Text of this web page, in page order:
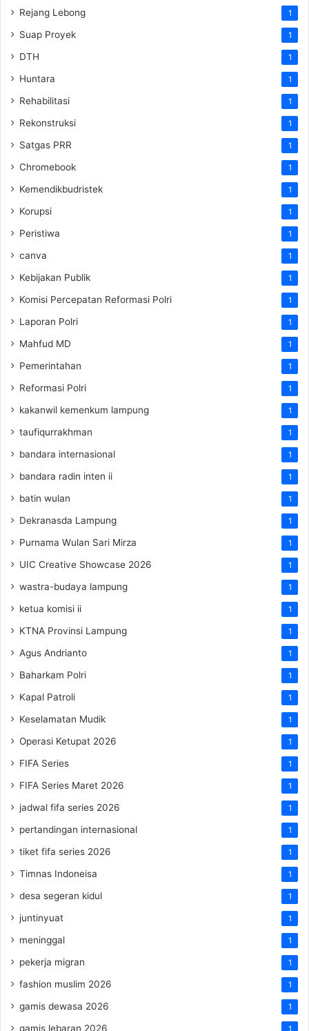
Rejang Lebong 1
Suap Proyek 1
DTH 1
Huntara 1
Rehabilitasi 1
Rekonstruksi 1
Satgas PRR 1
Chromebook 1
Kemendikbudristek 1
Korupsi 1
Peristiwa 1
canva 1
Kebijakan Publik 1
Komisi Percepatan Reformasi Polri 1
Laporan Polri 1
Mahfud MD 1
Pemerintahan 1
Reformasi Polri 1
kakanwil kemenkum lampung 1
taufiqurrakhman 1
bandara internasional 1
bandara radin inten ii 1
batin wulan 1
Dekranasda Lampung 1
Purnama Wulan Sari Mirza 1
UIC Creative Showcase 2026 1
wastra-budaya lampung 1
ketua komisi ii 1
KTNA Provinsi Lampung 1
Agus Andrianto 1
Baharkam Polri 1
Kapal Patroli 1
Keselamatan Mudik 1
Operasi Ketupat 2026 1
FIFA Series 1
FIFA Series Maret 2026 1
jadwal fifa series 2026 1
pertandingan internasional 1
tiket fifa series 2026 1
Timnas Indoneisa 1
desa segeran kidul 1
juntinyuat 1
meninggal 1
pekerja migran 1
fashion muslim 2026 1
gamis dewasa 2026 1
gamis lebaran 2026 1